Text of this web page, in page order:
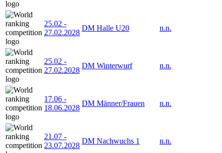
25.02 -
27.02.2028
DM Halle U20 n.n.
25.02 -
27.02.2028
DM Winterwurf n.n.
17.06 -
18.06.2028
DM Männer/Frauen n.n.
21.07 -
23.07.2028
DM Nachwuchs 1 n.n.